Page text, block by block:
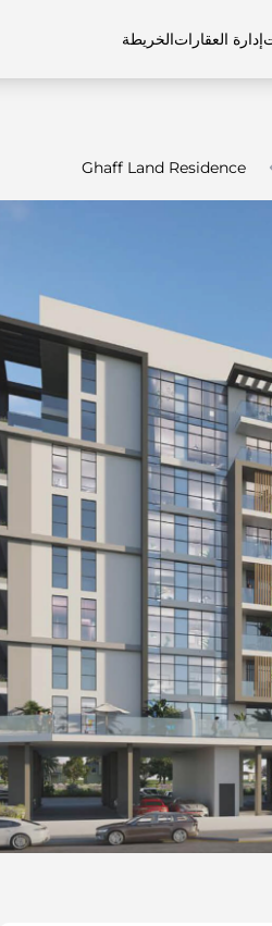
إدارة العقاراتالخريطة
Ghaff Land Residence